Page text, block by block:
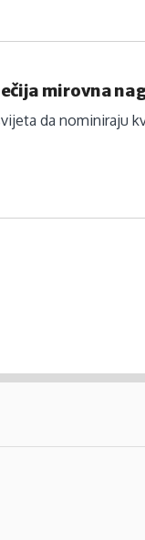
mirovna
da nominiraju